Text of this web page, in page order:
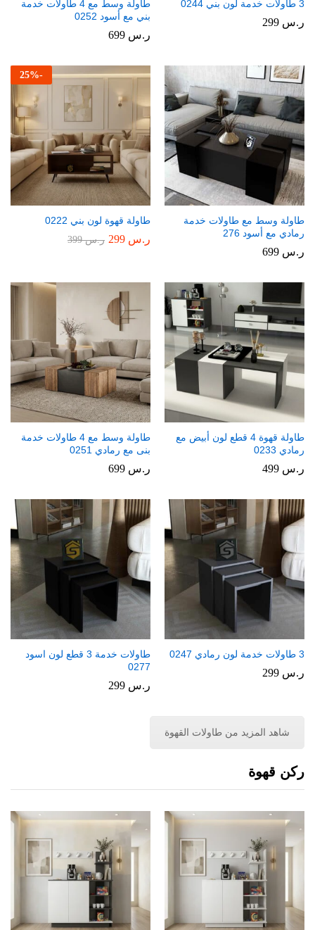
3 طاولات خدمة لون بني 0244
ر.س
طاولة وسط مع 4 طاولات خدمة
بني مع أسود 0252
ر.س
طاولة وسط مع طاولات خدمة
رمادي مع أسود 276
ر.س
-
25%
طاولة قهوة لون بني 0222
ر.س ر.س399
طاولة قهوة 4 قطع لون أبيض مع
رمادي 0233
ر.س
طاولة وسط مع 4 طاولات خدمة
بنى مع رمادي 0251
ر.س
3 طاولات خدمة لون رمادي 0247
ر.س
طاولات خدمة 3 قطع لون اسود
0277
ر.س
شاهد المزيد من طاولات القهوة
ركن قهوة